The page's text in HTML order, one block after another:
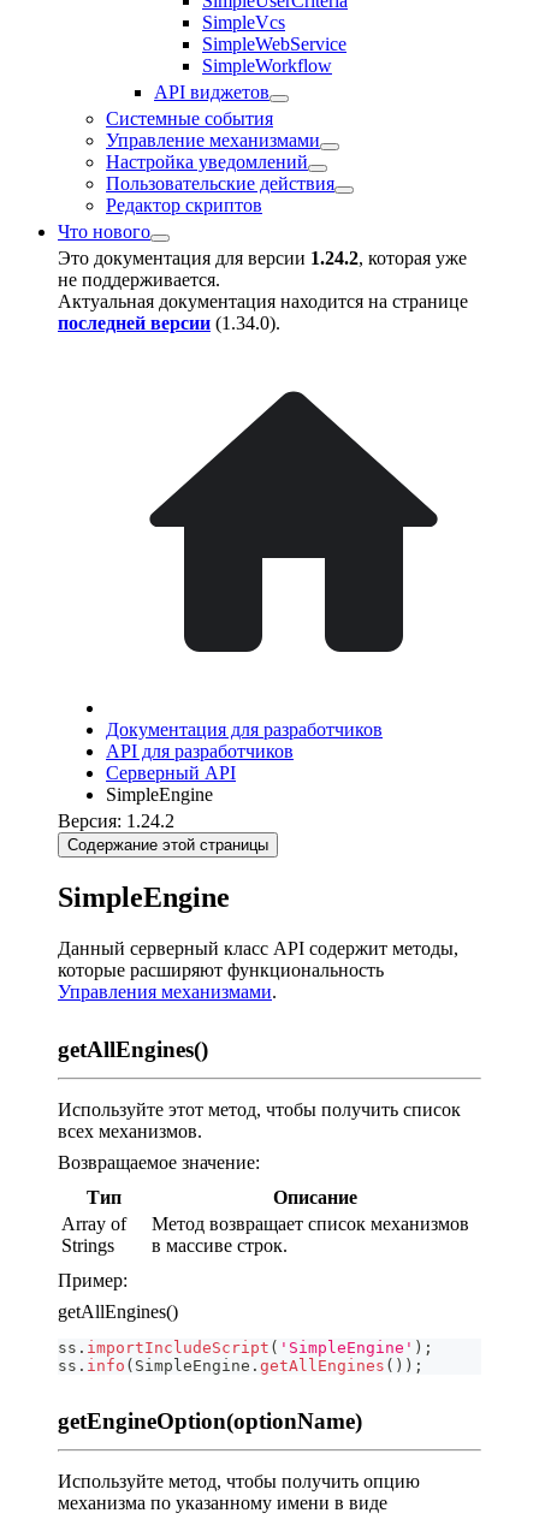
SimpleVcs
SimpleWebService
SimpleWorkflow
API виджетов
Системные события
Управление механизмами
Настройка уведомлений
Пользовательские действия
Редактор скриптов
Что нового
Это документация для версии 1.24.2, которая уже
не поддерживается.
Актуальная документация находится на странице
последней версии (1.34.0).
Документация для разработчиков
API для разработчиков
Серверный API
SimpleEngine
Версия: 1.24.2
Содержание этой страницы
SimpleEngine
Данный серверный класс API содержит методы,
которые расширяют функциональность
Управления механизмами.
getAllEngines()
Используйте этот метод, чтобы получить список
всех механизмов.
Возвращаемое значение:
Тип
Описание
Array of
Strings
Метод возвращает список механизмов
в массиве строк.
Пример:
getAllEngines()
ss . importIncludeScript ( 'SimpleEngine' ) ;
ss . info ( SimpleEngine . getAllEngines ( ) ) ;
getEngineOption(optionName)
Используйте метод, чтобы получить опцию
механизма по указанному имени в виде